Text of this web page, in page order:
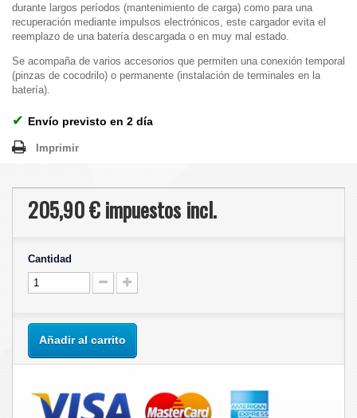
durante largos períodos (mantenimiento de carga) como para una
recuperación mediante impulsos electrónicos, este cargador evita el
reemplazo de una batería descargada o en muy mal estado.
Se acompaña de varios accesorios que permiten una conexión temporal
(pinzas de cocodrilo) o permanente (instalación de terminales en la
batería).
✔ Envío previsto en 2 día
Imprimir
205,90 €impuestos incl.
Cantidad
Añadir al carrito